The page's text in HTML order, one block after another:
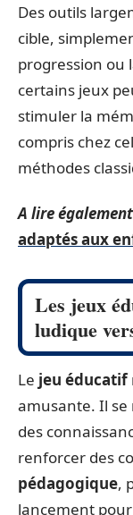
Des outils
cible,
progression ou
certains jeux
stimuler la
compris chez
méthodes
A lire
adaptés aux
Les jeux
ludique
Le jeu éducatif
amusante. Il
des
renforcer des
pédagogique,
lancement